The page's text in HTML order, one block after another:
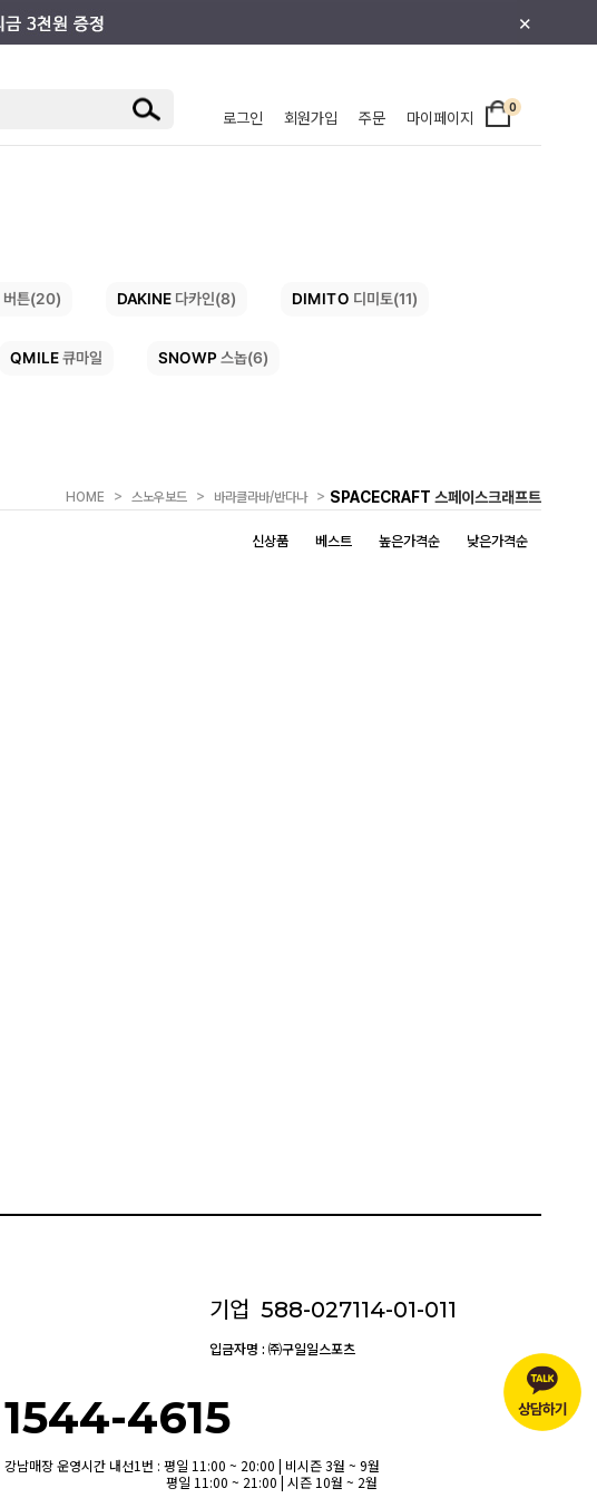
×
키즈/주니어 로그인 회원가입 주문 마이페이지
0
버튼(20) DAKINE다카인(8) DIMITO 디미토(11)
QMILE큐마일 SNOWP스놉(6)
HOME > 스노우보드 > 바라클라바/반다나 > SPACECRAFT 스페이스크래프트
신상품 베스트 높은가격순 낮은가격순
기업 588-027114-01-011
입금자명 : ㈜구일일스포츠
1544-4615
강남매장 운영시간 내선1번 : 평일 11:00 ~ 20:00 | 비시즌 3월 ~ 9월
평일 11:00 ~ 21:00 | 시즌 10월 ~ 2월